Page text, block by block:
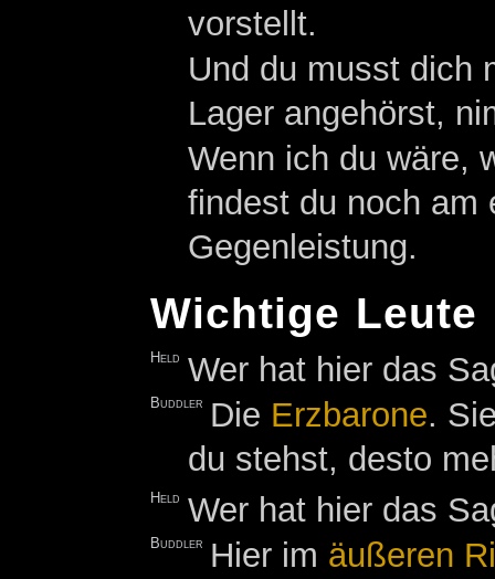
vorstellt.
Und du musst dich
Lager angehörst,
Wenn ich du wäre,
findest du noch am
Gegenleistung.
Wichtige Leute
Held Wer hat hier das
Buddler Die Erzbarone.
du stehst, desto
Held Wer hat hier das
Buddler Hier im äußeren